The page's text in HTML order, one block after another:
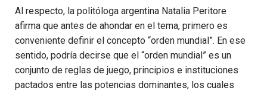
Al respecto, la politóloga argentina Natalia Peritore
afirma que antes de ahondar en el tema, primero es
conveniente definir el concepto “orden mundial”. En ese
sentido, podría decirse que el “orden mundial” es un
conjunto de reglas de juego, principios e instituciones
pactados entre las potencias dominantes, los cuales